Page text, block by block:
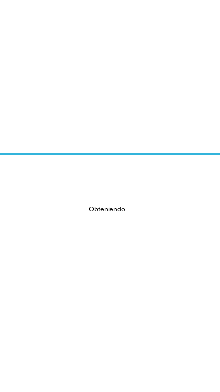
Obteniendo...